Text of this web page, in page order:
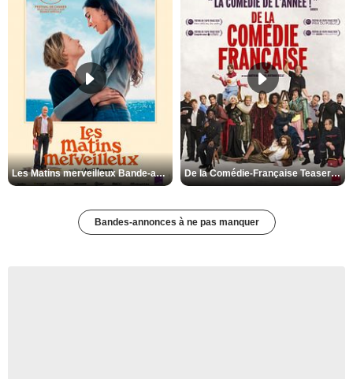
Les Matins merveilleux Bande-annonce VF De la Comédie-Française Teaser VF
Bandes-annonces à ne pas manquer